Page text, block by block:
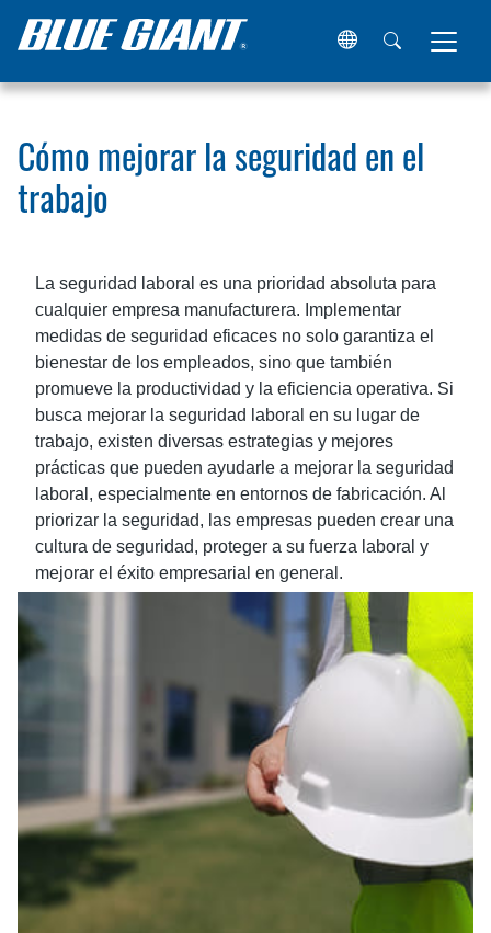
Hogar Recursos Artículos Cómo mejorar la seguridad
Cómo mejorar la seguridad en el
trabajo
La seguridad laboral es una prioridad absoluta para
cualquier empresa manufacturera. Implementar
medidas de seguridad eficaces no solo garantiza el
bienestar de los empleados, sino que también
promueve la productividad y la eficiencia operativa. Si
busca mejorar la seguridad laboral en su lugar de
trabajo, existen diversas estrategias y mejores
prácticas que pueden ayudarle a mejorar la seguridad
laboral, especialmente en entornos de fabricación. Al
priorizar la seguridad, las empresas pueden crear una
cultura de seguridad, proteger a su fuerza laboral y
mejorar el éxito empresarial en general.